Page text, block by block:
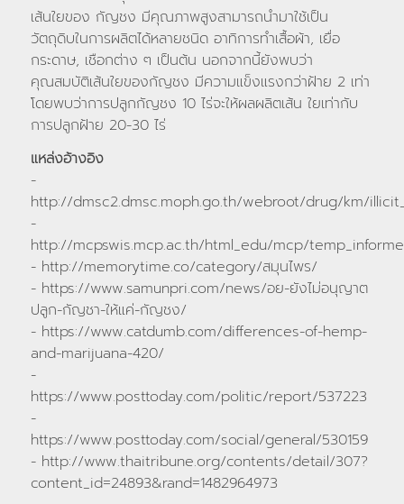
เส้นใยของ กัญชง มีคุณภาพสูงสามารถนํามาใช้เป็น
วัตถุดิบในการผลิตได้หลายชนิด อาทิการทำเสื้อผ้า, เยื่อ
กระดาษ, เชือกต่าง ๆ เป็นต้น นอกจากนี้ยังพบว่า
คุณสมบัติเส้นใยของกัญชง มีความแข็งแรงกว่าฝ้าย 2 เท่า
โดยพบว่าการปลูกกัญชง 10 ไร่จะให้ผลผลิตเส้น ใยเท่ากับ
การปลูกฝ้าย 20-30 ไร่
แหล่งอ้างอิง
-
http://dmsc2.dmsc.moph.go.th/webroot/drug/km/
-
http://mcpswis.mcp.ac.th/html_edu/mcp/
- http://memorytime.co/category/สมุนไพร/
- https://www.samunpri.com/news/อย-ยังไม่อนุญาต
ปลูก-กัญชา-ให้แค่-กัญชง/
- https://www.catdumb.com/differences-of-hemp-
and-marijuana-420/
-
https://www.posttoday.com/politic/report/537223
-
https://www.posttoday.com/social/general/530159
- http://www.thaitribune.org/contents/detail/307?
content_id=24893&rand=1482964973